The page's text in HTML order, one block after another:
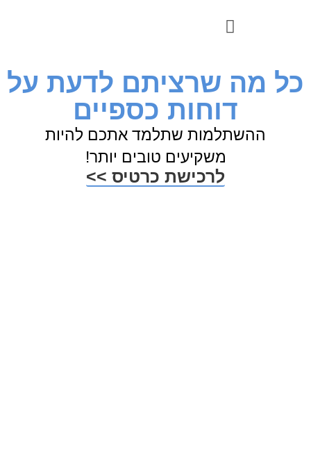
כל מה שרציתם לדעת על
דוחות כספיים
ההשתלמות שתלמד אתכם להיות
משקיעים טובים יותר!
לרכישת כרטיס >>